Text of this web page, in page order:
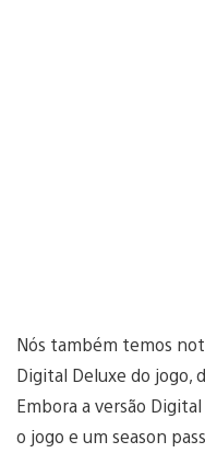
Nós também temos
Digital Deluxe do jogo,
Embora a versão
o jogo e um season